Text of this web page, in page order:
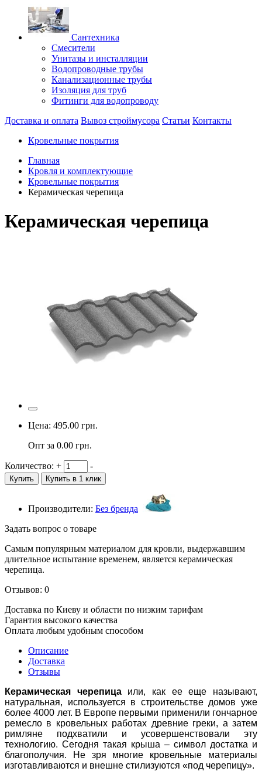
Сантехника
Смесители
Унитазы и инсталляции
Водопроводные трубы
Канализационные трубы
Изоляция для труб
Фитинги для водопроводу
Доставка и оплата Вывоз строймусора Статьи Контакты
Кровельные покрытия
Главная
Кровля и комплектующие
Кровельные покрытия
Керамическая черепица
Керамическая черепица
Цена: 495.00 грн.
Опт за 0.00 грн.
Количество: + -
Купить Купить в 1 клик
Производители: Без бренда
Задать вопрос о товаре
Самым популярным материалом для кровли, выдержавшим
длительное испытание временем, является керамическая
черепица.
Отзывов: 0
Доставка по Киеву и области по низким тарифам
Гарантия высокого качества
Оплата любым удобным способом
Описание
Доставка
Отзывы
Керамическая черепицаили, как ее еще называют,
натуральная, используется в строительстве домов уже
более 4000 лет. В Европе первыми применили гончарное
ремесло в кровельных работах древние греки, а затем
римляне подхватили и усовершенствовали эту
технологию. Сегодня такая крыша – символ достатка и
благополучия. Не зря многие кровельные материалы
изготавливаются и внешне стилизуются «под черепицу».